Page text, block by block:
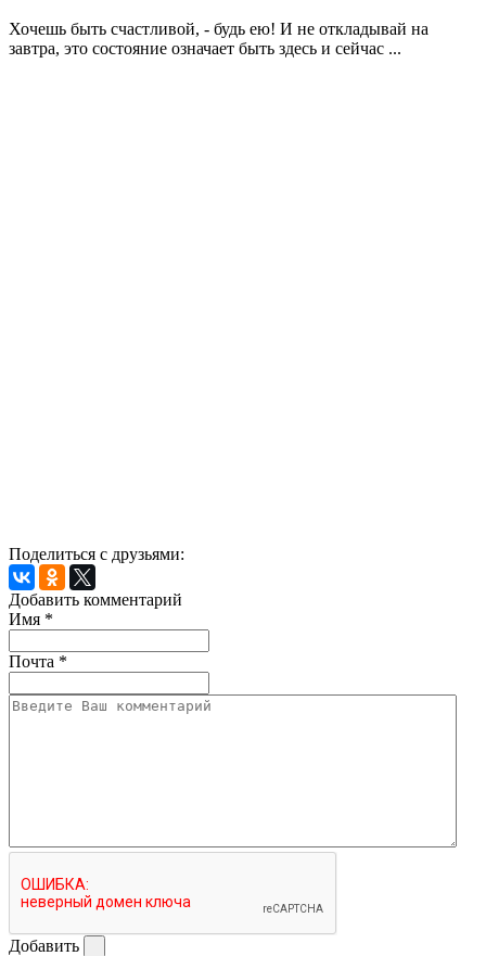
Хочешь быть счастливой, - будь ею! И не откладывай на
завтра, это состояние означает быть здесь и сейчас ...
Поделиться с друзьями:
Добавить комментарий
Имя *
Почта *
Добавить